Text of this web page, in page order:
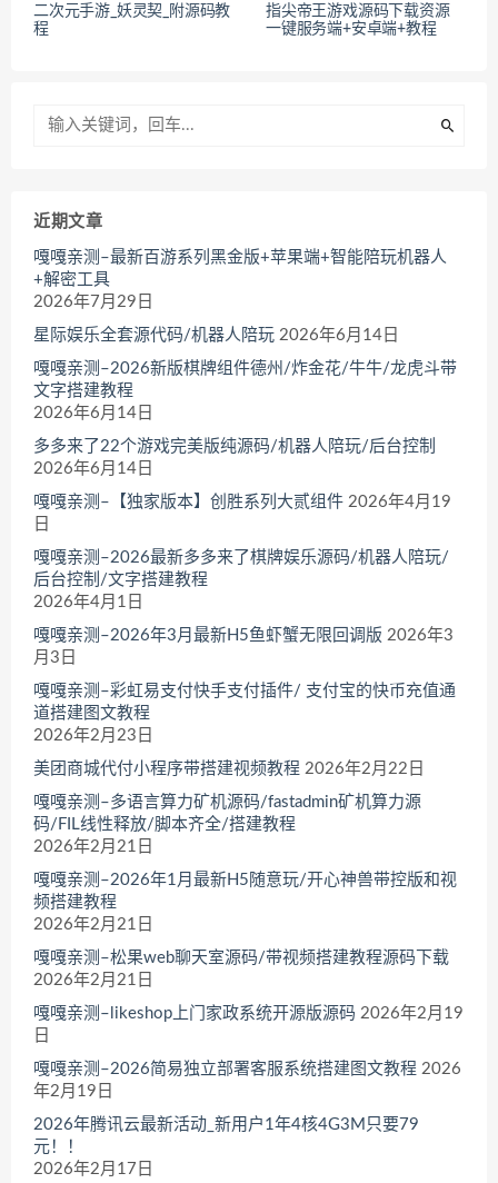
二次元手游_妖灵契_附源码教
程
指尖帝王游戏源码下载资源
一键服务端+安卓端+教程
近期文章
嘎嘎亲测–最新百游系列黑金版+苹果端+智能陪玩机器人
+解密工具
2026年7月29日
星际娱乐全套源代码/机器人陪玩 2026年6月14日
嘎嘎亲测–2026新版棋牌组件德州/炸金花/牛牛/龙虎斗带
文字搭建教程
2026年6月14日
多多来了22个游戏完美版纯源码/机器人陪玩/后台控制
2026年6月14日
嘎嘎亲测–【独家版本】创胜系列大贰组件 2026年4月19
日
嘎嘎亲测–2026最新多多来了棋牌娱乐源码/机器人陪玩/
后台控制/文字搭建教程
2026年4月1日
嘎嘎亲测–2026年3月最新H5鱼虾蟹无限回调版 2026年3
月3日
嘎嘎亲测–彩虹易支付快手支付插件/ 支付宝的快币充值通
道搭建图文教程
2026年2月23日
美团商城代付小程序带搭建视频教程 2026年2月22日
嘎嘎亲测–多语言算力矿机源码/fastadmin矿机算力源
码/FIL线性释放/脚本齐全/搭建教程
2026年2月21日
嘎嘎亲测–2026年1月最新H5随意玩/开心神兽带控版和视
频搭建教程
2026年2月21日
嘎嘎亲测–松果web聊天室源码/带视频搭建教程源码下载
2026年2月21日
嘎嘎亲测–likeshop上门家政系统开源版源码 2026年2月19
日
嘎嘎亲测–2026简易独立部署客服系统搭建图文教程 2026
年2月19日
2026年腾讯云最新活动_新用户1年4核4G3M只要79
元！！
2026年2月17日